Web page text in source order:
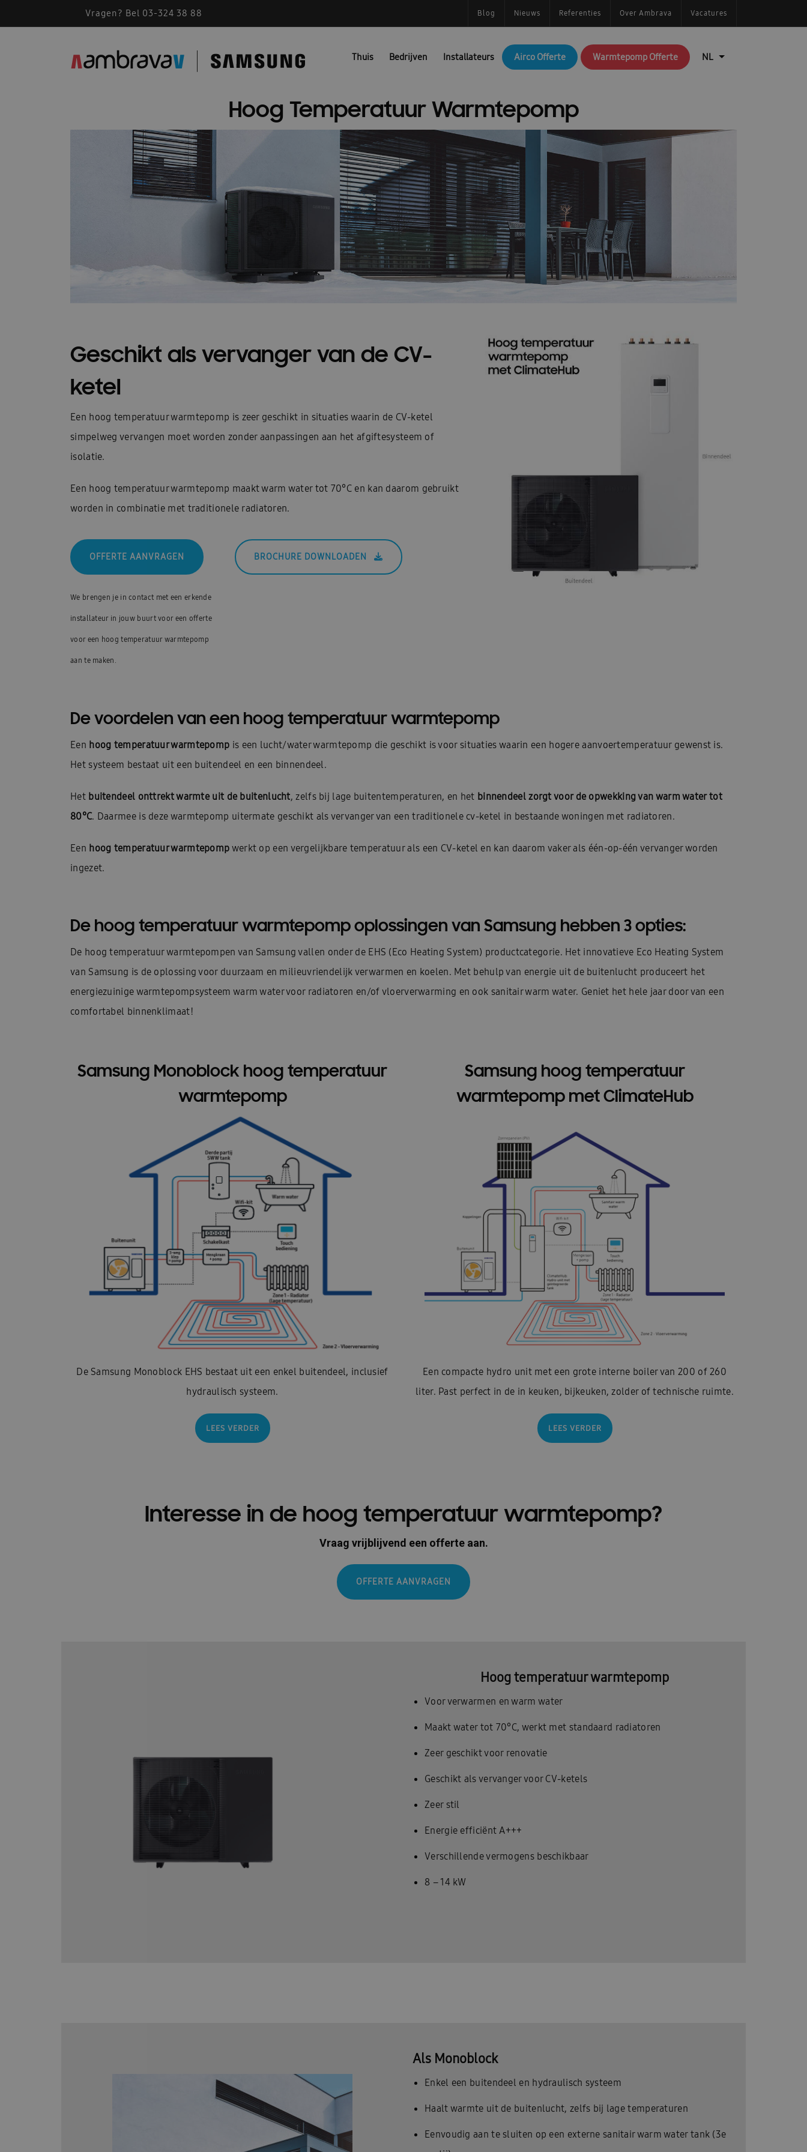
Vragen? Bel 03-324 38 88 Blog Nieuws Referenties Over Ambrava Vacatures
Thuis Bedrijven Installateurs Airco Offerte Warmtepomp Offerte
Hoog Temperatuur Warmtepomp
Geschikt als vervanger van de CV-
ketel
Een hoog temperatuur warmtepomp is zeer geschikt in situaties waarin de CV-ketel
simpelweg vervangen moet worden zonder aanpassingen aan het afgiftesysteem of
isolatie.
Een hoog temperatuur warmtepomp maakt warm water tot 70°C en kan daarom gebruikt
worden in combinatie met traditionele radiatoren.
OFFERTE AANVRAGEN
We brengen je in contact met een erkende
installateur in jouw buurt voor een offerte
voor een hoog temperatuur warmtepomp
aan te maken.
BROCHURE DOWNLOADEN
De voordelen van een hoog temperatuur warmtepomp
Een hoog temperatuur warmtepomp is een lucht/water warmtepomp die geschikt is voor situaties waarin een hogere aanvoertemperatuur gewenst is.
Het systeem bestaat uit een buitendeel en een binnendeel.
Het buitendeel onttrekt warmte uit de buitenlucht, zelfs bij lage buitentemperaturen, en het binnendeel zorgt voor de opwekking van warm water tot
80°C. Daarmee is deze warmtepomp uitermate geschikt als vervanger van een traditionele cv-ketel in bestaande woningen met radiatoren.
Een hoog temperatuur warmtepompwerkt op een vergelijkbare temperatuur als een CV-ketel en kan daarom vaker als één-op-één vervanger worden
ingezet.
De hoog temperatuur warmtepomp oplossingen van Samsung hebben 3 opties:
De hoog temperatuur warmtepompen van Samsung vallen onder de EHS (Eco Heating System) productcategorie. Het innovatieve Eco Heating System
van Samsung is de oplossing voor duurzaam en milieuvriendelijk verwarmen en koelen. Met behulp van energie uit de buitenlucht produceert het
energiezuinige warmtepompsysteem warm water voor radiatoren en/of vloerverwarming en ook sanitair warm water. Geniet het hele jaar door van een
comfortabel binnenklimaat!
Samsung Monoblock hoog temperatuur
warmtepomp
De Samsung Monoblock EHS bestaat uit een enkel buitendeel, inclusief
hydraulisch systeem.
LEES VERDER
Samsung hoog temperatuur
warmtepomp met ClimateHub
Een compacte hydro unit met een grote interne boiler van 200 of 260
liter. Past perfect in de in keuken, bijkeuken, zolder of technische ruimte.
LEES VERDER
Interesse in de hoog temperatuur warmtepomp?
Vraag vrijblijvend een offerte aan.
OFFERTE AANVRAGEN
Hoog temperatuur warmtepomp
Voor verwarmen en warm water
Maakt water tot 70°C, werkt met standaard radiatoren
Zeer geschikt voor renovatie
Geschikt als vervanger voor CV-ketels
Zeer stil
Energie efficiënt A+++
Verschillende vermogens beschikbaar
8 – 14 kW
Als Monoblock
Enkel een buitendeel en hydraulisch systeem
Haalt warmte uit de buitenlucht, zelfs bij lage temperaturen
Eenvoudig aan te sluiten op een externe sanitair warm water tank (3e